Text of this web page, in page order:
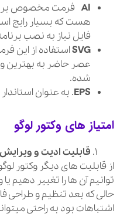
AI
هست که بسیار رایج
فایل نیاز به نصب
SVGاستفاده از این
عصر حاضر به بهترین
شده.
EPS. به عنوان
امتیاز های وکتور لوگو
قابلیت ادیت و ویرایش
از قابلیت های دیگر وکتور
توانیم آن ها را تغییر دهیم
حالی که بعد تنظیم و طراحی
اشتباهات بود به راحتی